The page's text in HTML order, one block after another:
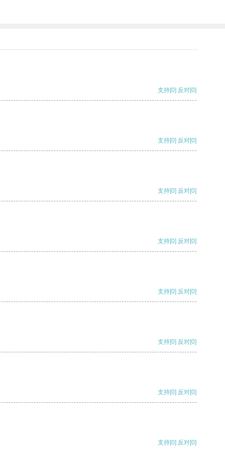
支持[0] 反对[0]
支持[0] 反对[0]
支持[0] 反对[0]
支持[0] 反对[0]
支持[0] 反对[0]
支持[0] 反对[0]
支持[0] 反对[0]
支持[0] 反对[0]